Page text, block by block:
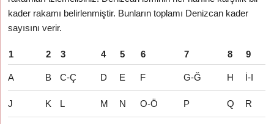
kader rakamı belirlenmiştir. Bunların toplamı Denizcan kader
sayısını verir.
1 2 3 4 5 6 7 8 9
A B C-Ç D E F G-Ğ H İ-I
J K L M N O-Ö P Q R